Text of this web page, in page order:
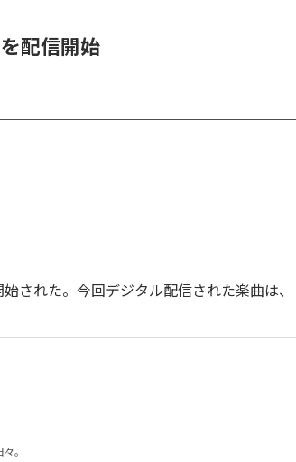
を配信開始
始された。今回デジタル配信された楽曲は、
。